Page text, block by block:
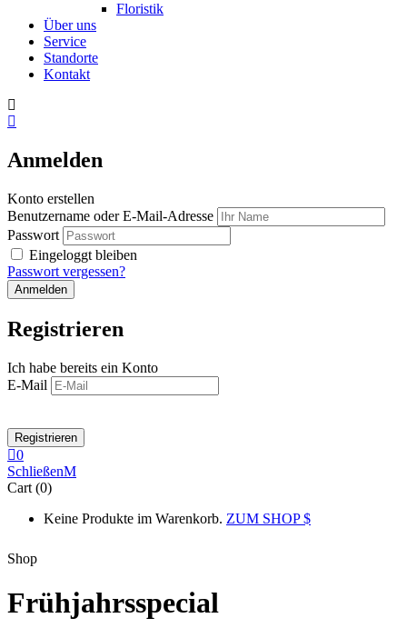
Floristik
Über uns
Service
Standorte
Kontakt
Anmelden
Konto erstellen
Benutzername oder E-Mail-Adresse
Passwort
Eingeloggt bleiben
Passwort vergessen?
Registrieren
Ich habe bereits ein Konto
E-Mail
0
Schließen
Cart (0)
Keine Produkte im Warenkorb. ZUM SHOP
Shop
Frühjahrsspecial